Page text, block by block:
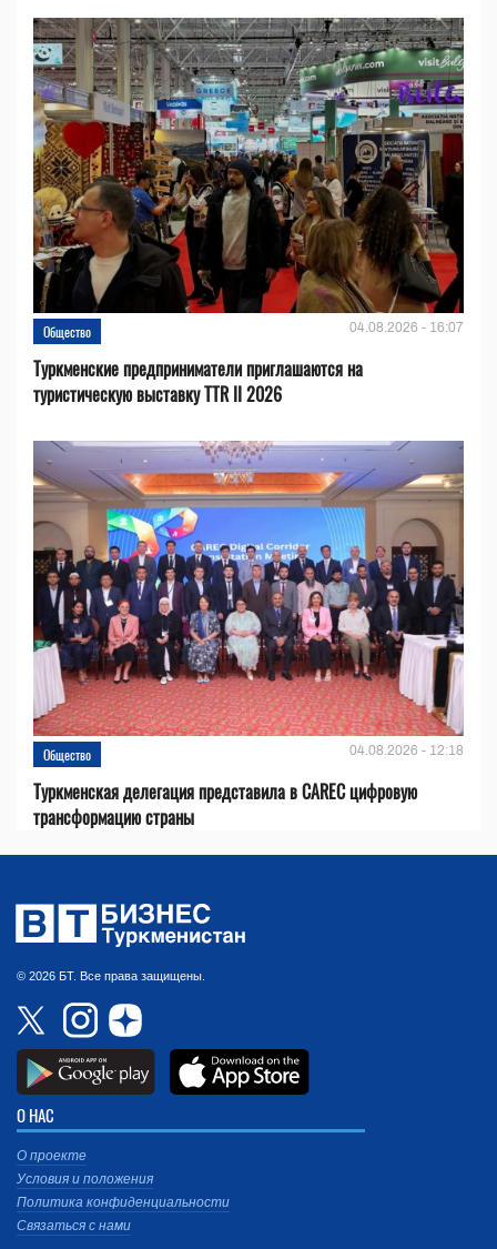
Общество 04.08.2026 - 16:07
Туркменские предприниматели приглашаются на
туристическую выставку TTR II 2026
Общество 04.08.2026 - 12:18
Туркменская делегация представила в CAREC цифровую
трансформацию страны
© 2026 БТ. Все права защищены.
О НАС
О проекте
Условия и положения
Политика конфиденциальности
Связаться с нами